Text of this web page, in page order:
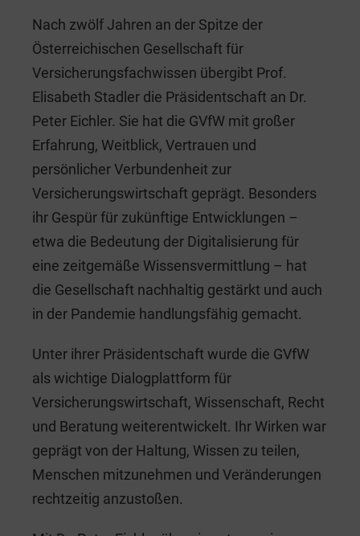
c
e
b
o
o
k
k
e
dI
n
ai
l
tt
er
Nach zwölf Jahren an der Spitze der
Österreichischen Gesellschaft für
Versicherungsfachwissen übergibt Prof.
Elisabeth Stadler die Präsidentschaft an Dr.
Peter Eichler. Sie hat die GVfW mit großer
Erfahrung, Weitblick, Vertrauen und
persönlicher Verbundenheit zur
Versicherungswirtschaft geprägt. Besonders
ihr Gespür für zukünftige Entwicklungen –
etwa die Bedeutung der Digitalisierung für
eine zeitgemäße Wissensvermittlung – hat
die Gesellschaft nachhaltig gestärkt und auch
in der Pandemie handlungsfähig gemacht.
Unter ihrer Präsidentschaft wurde die GVfW
als wichtige Dialogplattform für
Versicherungswirtschaft, Wissenschaft, Recht
und Beratung weiterentwickelt. Ihr Wirken war
geprägt von der Haltung, Wissen zu teilen,
Menschen mitzunehmen und Veränderungen
rechtzeitig anzustoßen.